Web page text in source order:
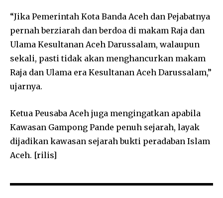
“Jika Pemerintah Kota Banda Aceh dan Pejabatnya
pernah berziarah dan berdoa di makam Raja dan
Ulama Kesultanan Aceh Darussalam, walaupun
sekali, pasti tidak akan menghancurkan makam
Raja dan Ulama era Kesultanan Aceh Darussalam,”
ujarnya.
Ketua Peusaba Aceh juga mengingatkan apabila
Kawasan Gampong Pande penuh sejarah, layak
dijadikan kawasan sejarah bukti peradaban Islam
Aceh. [rilis]